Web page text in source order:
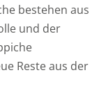
bestehen aus
und der
Reste aus der